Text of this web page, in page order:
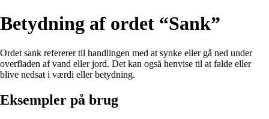
Betydning af ordet “Sank”
Ordet sank refererer til handlingen med at synke eller gå ned under
overfladen af ​​vand eller jord. Det kan også henvise til at falde eller
blive nedsat i værdi eller betydning.
Eksempler på brug